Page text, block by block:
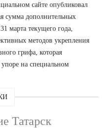
сайте опубликовал
сумма дополнительных
марта текущего года,
методов укрепления
грифа, которая
на специальном
Татарск